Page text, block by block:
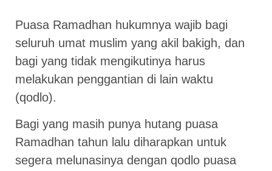
Puasa Ramadhan hukumnya wajib bagi
seluruh umat muslim yang akil bakigh, dan
bagi yang tidak mengikutinya harus
melakukan penggantian di lain waktu
(qodlo).
Bagi yang masih punya hutang puasa
Ramadhan tahun lalu diharapkan untuk
segera melunasinya dengan qodlo puasa